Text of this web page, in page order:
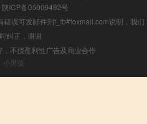
陕ICP备05009492号
错误可发邮件到f_fb#foxmail.com说明，我们
纠正，谢谢
不接盈利性广告及商业合作
小男孩